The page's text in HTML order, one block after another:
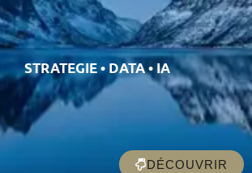
STRATEGIE • DATA • IA
DÉCOUVRIR